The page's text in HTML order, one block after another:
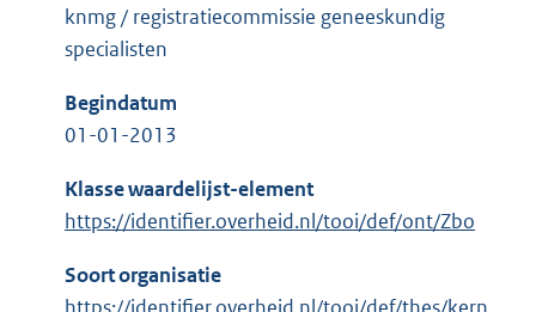
knmg / registratiecommissie geneeskundig
specialisten
Begindatum
01-01-2013
Klasse waardelijst-element
https://identifier.overheid.nl/tooi/def/ont/Zbo
Soort organisatie